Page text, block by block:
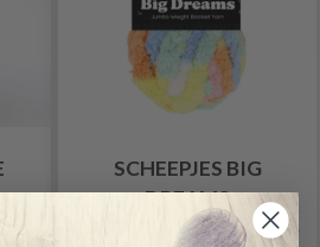
SCHEEPJES BIG
DREAMS
100% Återvunnen polyester